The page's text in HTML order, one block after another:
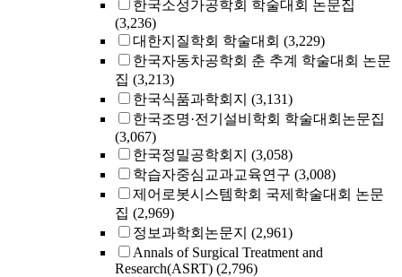
한국소성가공학회 학술대회 논문집
(3,236)
대한지질학회 학술대회 (3,229)
한국자동차공학회 춘 추계 학술대회 논문
집 (3,213)
한국식품과학회지 (3,131)
한국조명·전기설비학회 학술대회논문집
(3,067)
한국정밀공학회지 (3,058)
학습자중심교과교육연구 (3,008)
제어로봇시스템학회 국제학술대회 논문
집 (2,969)
정보과학회논문지 (2,961)
Annals of Surgical Treatment and
Research(ASRT) (2,796)